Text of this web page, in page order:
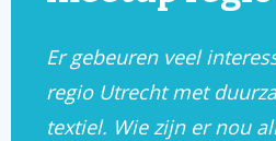
Er gebeuren veel
regio Utrecht met
textiel. Wie zijn er nou